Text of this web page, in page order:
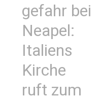
gefahr bei
Neapel:
Italiens
Kirche
ruft zum